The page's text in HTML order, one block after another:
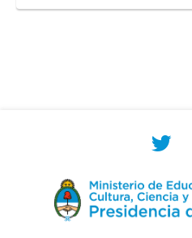
personas involucradas